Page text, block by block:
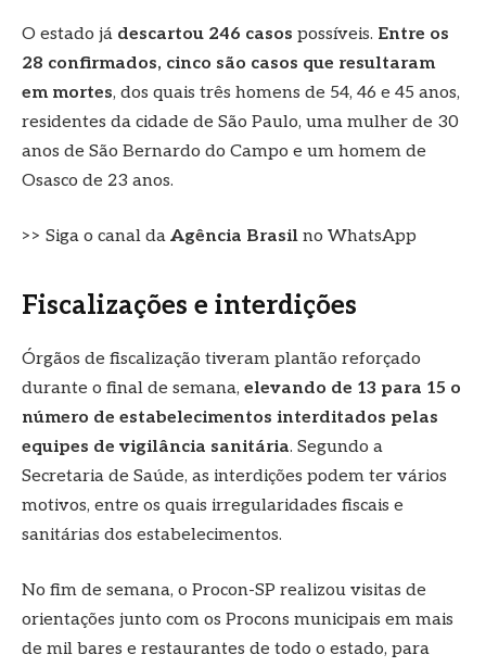
O estado já descartou 246 casos possíveis. Entre os
28 confirmados, cinco são casos que resultaram
em mortes, dos quais três homens de 54, 46 e 45 anos,
residentes da cidade de São Paulo, uma mulher de 30
anos de São Bernardo do Campo e um homem de
Osasco de 23 anos.
>> Siga o canal da Agência Brasil no WhatsApp
Fiscalizações e interdições
Órgãos de fiscalização tiveram plantão reforçado
durante o final de semana, elevando de 13 para 15 o
número de estabelecimentos interditados pelas
equipes de vigilância sanitária. Segundo a
Secretaria de Saúde, as interdições podem ter vários
motivos, entre os quais irregularidades fiscais e
sanitárias dos estabelecimentos.
No fim de semana, o Procon-SP realizou visitas de
orientações junto com os Procons municipais em mais
de mil bares e restaurantes de todo o estado, para